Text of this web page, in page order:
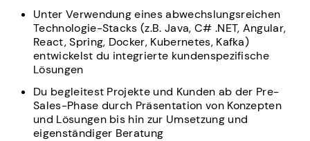
Unter Verwendung eines abwechslungsreichen
Technologie-Stacks (z.B. Java, C# .NET, Angular,
React, Spring, Docker, Kubernetes, Kafka)
entwickelst du integrierte kundenspezifische
Lösungen
Du begleitest Projekte und Kunden ab der Pre-
Sales-Phase durch Präsentation von Konzepten
und Lösungen bis hin zur Umsetzung und
eigenständiger Beratung